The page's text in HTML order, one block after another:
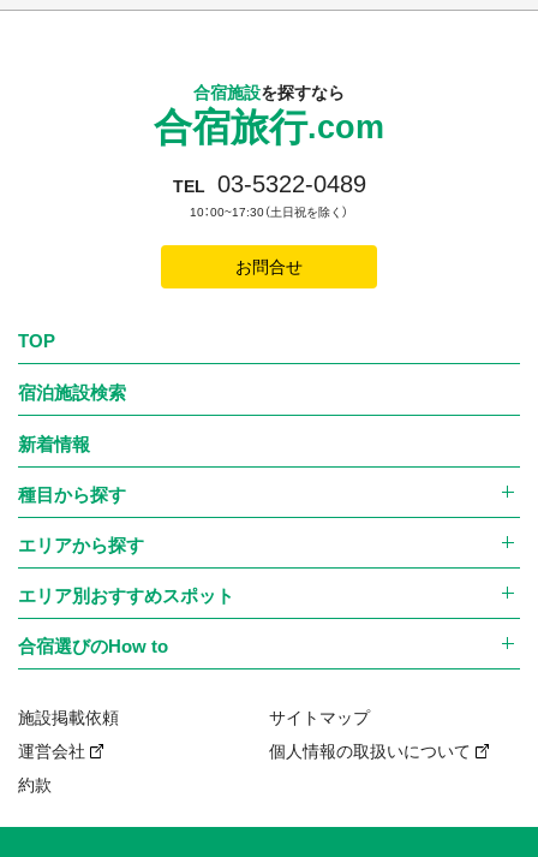
合宿施設を探すなら
合宿旅行.com
TEL 03-5322-0489
10：00~17:30（土日祝を除く）
お問合せ
TOP
宿泊施設検索
新着情報
種目から探す
エリアから探す
エリア別おすすめスポット
合宿選びのHow to
施設掲載依頼
サイトマップ
運営会社
個人情報の取扱いについて
約款